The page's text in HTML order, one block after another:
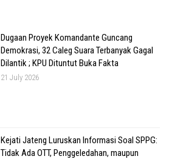
Dugaan Proyek Komandante Guncang
Demokrasi, 32 Caleg Suara Terbanyak Gagal
Dilantik ; KPU Dituntut Buka Fakta
21 July 2026
Kejati Jateng Luruskan Informasi Soal SPPG:
Tidak Ada OTT, Penggeledahan, maupun